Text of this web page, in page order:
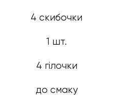
4 скибочки
1 шт.
4 гілочки
до смаку